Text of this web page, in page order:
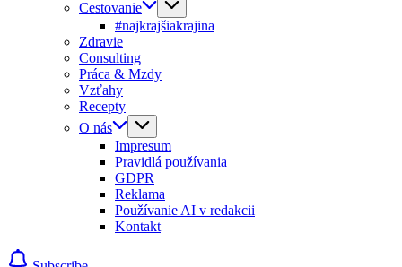
Cestovanie
#najkrajšiakrajina
Zdravie
Consulting
Práca & Mzdy
Vzťahy
Recepty
O nás
Impresum
Pravidlá používania
GDPR
Reklama
Používanie AI v redakcii
Kontakt